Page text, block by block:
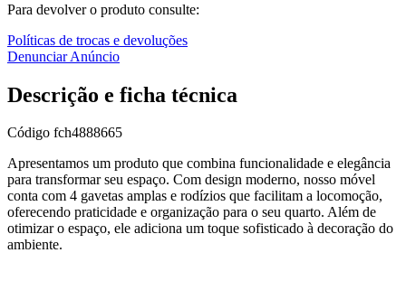
Para devolver o produto consulte:
Políticas de trocas e devoluções
Denunciar Anúncio
Descrição e ficha técnica
Código fch4888665
Apresentamos um produto que combina funcionalidade e elegância
para transformar seu espaço. Com design moderno, nosso móvel
conta com 4 gavetas amplas e rodízios que facilitam a locomoção,
oferecendo praticidade e organização para o seu quarto. Além de
otimizar o espaço, ele adiciona um toque sofisticado à decoração do
ambiente.